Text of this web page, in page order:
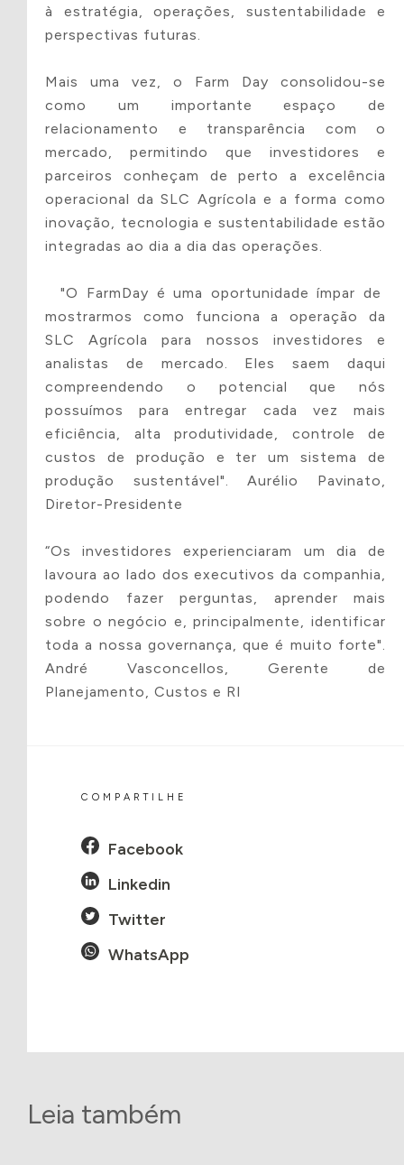
Arquivo do Projeto
O tamanho máximo permitido é de 5MB
Formatos permitidos: .pdf, .doc, .docx,
.ppt e .pptx
Tipo de incentivo
Fundo da
Criança
Lei de
Incentivo
Fundo do
Idoso
Lei do
Sport
PRONON
Enviar projeto
à estratégia, operações, sustentabilidade e
perspectivas futuras.
Mais uma vez, o Farm Day consolidou-se
como um importante espaço de
relacionamento e transparência com o
mercado, permitindo que investidores e
parceiros conheçam de perto a excelência
operacional da SLC Agrícola e a forma como
inovação, tecnologia e sustentabilidade estão
integradas ao dia a dia das operações.
"O FarmDay é uma oportunidade ímpar de
mostrarmos como funciona a operação da
SLC Agrícola para nossos investidores e
analistas de mercado. Eles saem daqui
compreendendo o potencial que nós
possuímos para entregar cada vez mais
eficiência, alta produtividade, controle de
custos de produção e ter um sistema de
produção sustentável". Aurélio Pavinato,
Diretor-Presidente
“Os investidores experienciaram um dia de
lavoura ao lado dos executivos da companhia,
podendo fazer perguntas, aprender mais
sobre o negócio e, principalmente, identificar
toda a nossa governança, que é muito forte".
André Vasconcellos, Gerente de
Planejamento, Custos e RI
COMPARTILHE
Facebook
Linkedin
Twitter
WhatsApp
Leia também